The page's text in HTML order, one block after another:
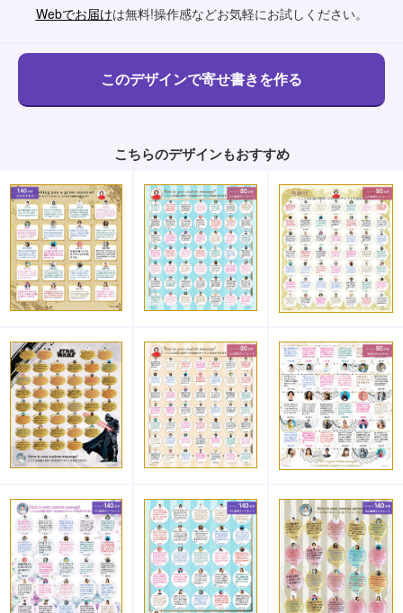
Webでお届けは無料!操作感などお気軽にお試しください。
こちらのデザインもおすすめ